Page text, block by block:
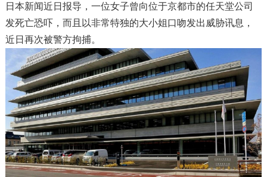
日本新闻近日报导，一位女子曾向位于京都市的任天堂公司
发死亡恐吓，而且以非常特独的大小姐口吻发出威胁讯息，
近日再次被警方拘捕。